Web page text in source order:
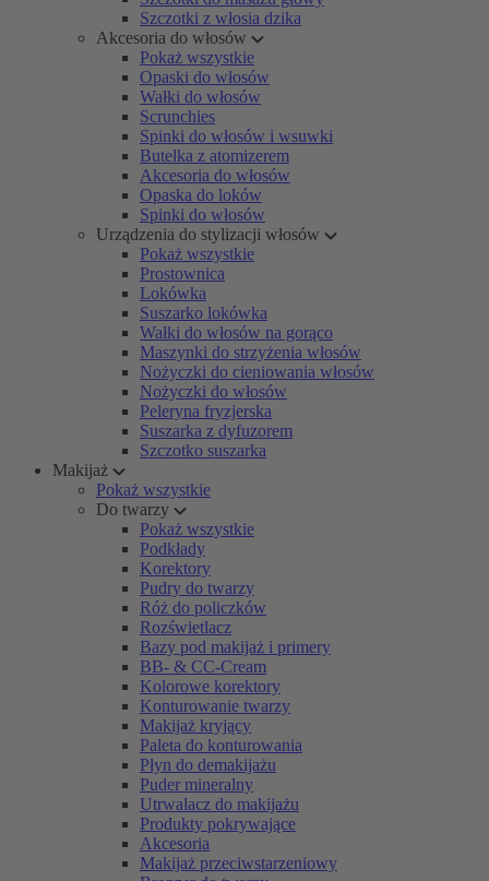
Szczotki z włosia dzika
Akcesoria do włosów
Pokaż wszystkie
Opaski do włosów
Wałki do włosów
Scrunchies
Spinki do włosów i wsuwki
Butelka z atomizerem
Akcesoria do włosów
Opaska do loków
Spinki do włosów
Urządzenia do stylizacji włosów
Pokaż wszystkie
Prostownica
Lokówka
Suszarko lokówka
Wałki do włosów na gorąco
Maszynki do strzyżenia włosów
Nożyczki do cieniowania włosów
Nożyczki do włosów
Peleryna fryzjerska
Suszarka z dyfuzorem
Szczotko suszarka
Makijaż
Pokaż wszystkie
Do twarzy
Pokaż wszystkie
Podkłady
Korektory
Pudry do twarzy
Róż do policzków
Rozświetlacz
Bazy pod makijaż i primery
BB- & CC-Cream
Kolorowe korektory
Konturowanie twarzy
Makijaż kryjący
Paleta do konturowania
Płyn do demakijażu
Puder mineralny
Utrwalacz do makijażu
Produkty pokrywające
Akcesoria
Makijaż przeciwstarzeniowy